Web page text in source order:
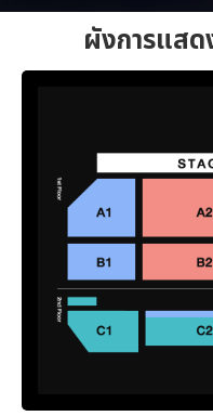
ผังการแส